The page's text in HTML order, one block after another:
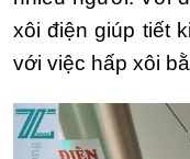
xôi điện giúp tiết
với việc hấp xôi